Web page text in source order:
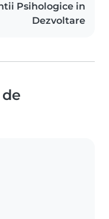
Psihologice in
Dezvoltare